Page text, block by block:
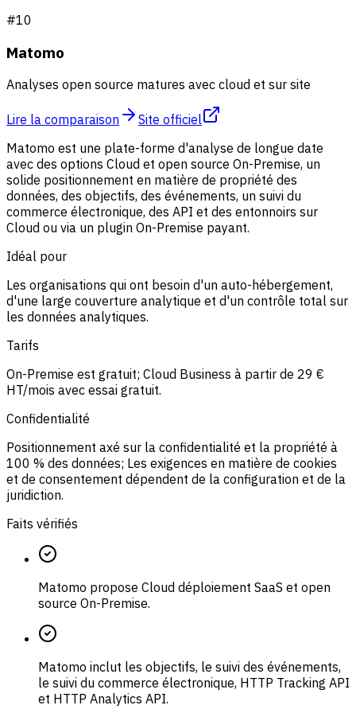
#10
Matomo
Analyses open source matures avec cloud et sur site
Lire la comparaison
Site officiel
Matomo est une plate-forme d'analyse de longue date
avec des options Cloud et open source On-Premise, un
solide positionnement en matière de propriété des
données, des objectifs, des événements, un suivi du
commerce électronique, des API et des entonnoirs sur
Cloud ou via un plugin On-Premise payant.
Idéal pour
Les organisations qui ont besoin d'un auto-hébergement,
d'une large couverture analytique et d'un contrôle total sur
les données analytiques.
Tarifs
On-Premise est gratuit; Cloud Business à partir de 29 €
HT/mois avec essai gratuit.
Confidentialité
Positionnement axé sur la confidentialité et la propriété à
100 % des données; Les exigences en matière de cookies
et de consentement dépendent de la configuration et de la
juridiction.
Faits vérifiés
Matomo propose Cloud déploiement SaaS et open
source On-Premise.
Matomo inclut les objectifs, le suivi des événements,
le suivi du commerce électronique, HTTP Tracking API
et HTTP Analytics API.